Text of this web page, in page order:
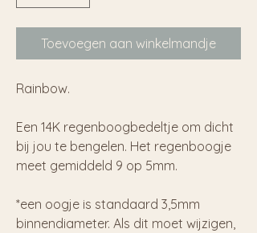
Toevoegen aan winkelmandje
Rainbow.
Een 14K regenboogbedeltje om dicht
bij jou te bengelen. Het regenboogje
meet gemiddeld 9 op 5mm.
*een oogje is standaard 3,5mm
binnendiameter. Als dit moet wijzigen,